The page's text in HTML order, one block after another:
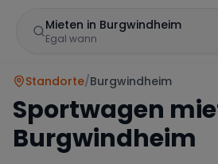
Mieten in Burgwindheim
Egal wann
Standorte/Burgwindheim
Sportwagen
Burgwindheim